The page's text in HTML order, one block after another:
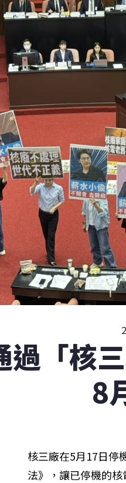
過「核
8
核三廠在5月17日停
法》，讓已停機的